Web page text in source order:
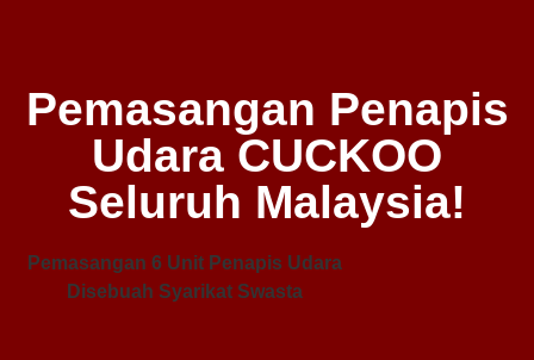
Pemasangan Penapis
Udara CUCKOO
Seluruh Malaysia!
Pemasangan 6 Unit Penapis Udara
Disebuah Syarikat Swasta